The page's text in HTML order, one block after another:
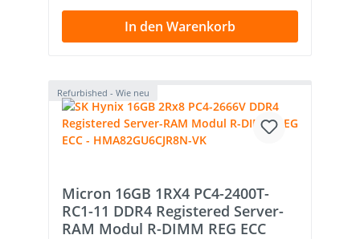
In den Warenkorb
Refurbished - Wie neu
Micron 16GB 1RX4 PC4-2400T-
RC1-11 DDR4 Registered Server-
RAM Modul R-DIMM REG ECC